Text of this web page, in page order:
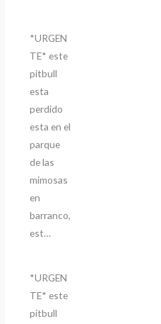
*URGEN
TE* este
pitbull
esta
perdido
esta en el
parque
de las
mimosas
en
barranco,
est…
*URGEN
TE* este
pitbull